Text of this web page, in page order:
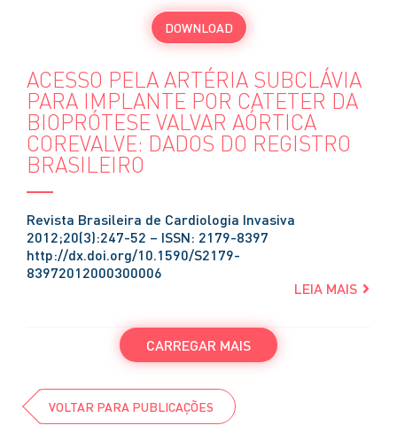
DOWNLOAD
ACESSO PELA ARTÉRIA SUBCLÁVIA
PARA IMPLANTE POR CATETER DA
BIOPRÓTESE VALVAR AÓRTICA
COREVALVE: DADOS DO REGISTRO
BRASILEIRO
Revista Brasileira de Cardiologia Invasiva
2012;20(3):247-52 – ISSN: 2179-8397
http://dx.doi.org/10.1590/S2179-
83972012000300006
LEIA MAIS
CARREGAR MAIS
VOLTAR PARA PUBLICAÇÕES